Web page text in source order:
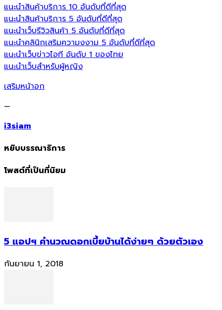
แนะนำสินค้าบริการ 10 อันดับที่ดีที่สุด
แนะนำสินค้าบริการ 5 อันดับที่ดีที่สุด
แนะนำเว็บรีวิวสินค้า 5 อันดับที่ดีที่สุด
แนะนำคลินิกเสริมความงงาม 5 อันดับที่ดีที่สุด
แนะนำเว็บข่าวไอที อันดับ 1 ของไทย
แนะนำเว็บสำหรับผู้หญิง
เสริมหน้าอก
—
i3siam
หยิบบรรณาธิการ
โพสต์ที่เป็นที่นิยม
5 แอปฯ คำนวณดอกเบี้ยบ้านได้ง่ายๆ ด้วยตัวเอง
กันยายน 1, 2018